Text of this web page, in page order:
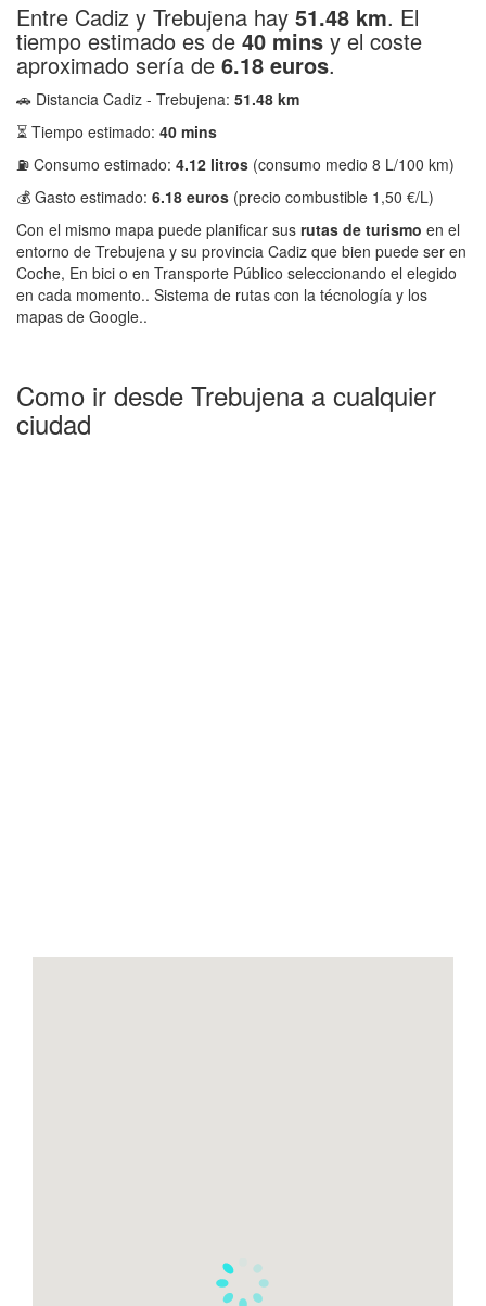
Entre Cadiz y Trebujena hay 51.48 km. El
tiempo estimado es de 40 mins y el coste
aproximado sería de 6.18 euros.
🚗 Distancia Cadiz - Trebujena: 51.48 km
⏳ Tiempo estimado: 40 mins
⛽ Consumo estimado: 4.12 litros (consumo medio 8 L/100 km)
💰 Gasto estimado: 6.18 euros (precio combustible 1,50 €/L)
Con el mismo mapa puede planificar sus rutas de turismo en el
entorno de Trebujena y su provincia Cadiz que bien puede ser en
Coche, En bici o en Transporte Público seleccionando el elegido
en cada momento.. Sistema de rutas con la técnología y los
mapas de Google..
Como ir desde Trebujena a cualquier
ciudad